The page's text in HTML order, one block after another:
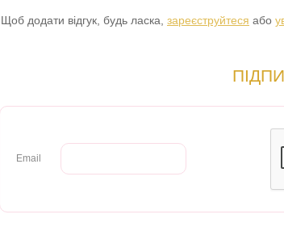
Щоб додати відгук, будь ласка, зареєструйтеся або
Email